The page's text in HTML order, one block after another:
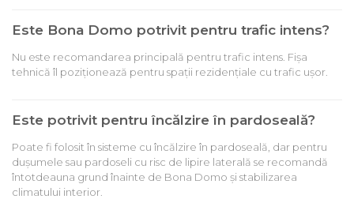
Este Bona Domo potrivit pentru trafic intens?
Nu este recomandarea principală pentru trafic intens. Fișa
tehnică îl poziționează pentru spații rezidențiale cu trafic ușor.
Este potrivit pentru încălzire în pardoseală?
Poate fi folosit în sisteme cu încălzire în pardoseală, dar pentru
dușumele sau pardoseli cu risc de lipire laterală se recomandă
întotdeauna grund înainte de Bona Domo și stabilizarea
climatului interior.